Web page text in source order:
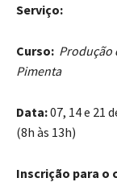
Serviço:
Curso: Produção
Pimenta
Data:07, 14 e 21
(8h às 13h)
Inscrição para o